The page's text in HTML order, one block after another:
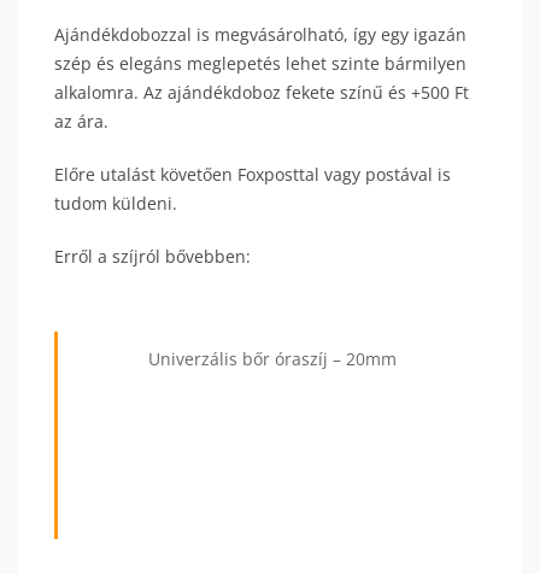
Ajándékdobozzal is megvásárolható, így egy igazán
szép és elegáns meglepetés lehet szinte bármilyen
alkalomra. Az ajándékdoboz fekete színű és +500 Ft
az ára.
Előre utalást követően Foxposttal vagy postával is
tudom küldeni.
Erről a szíjról bővebben:
Univerzális bőr óraszíj – 20mm